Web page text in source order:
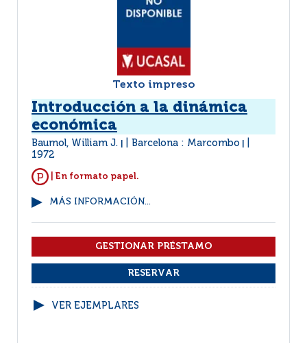
Texto impreso
Introducción a la dinámica
económica
Baumol, William J. Barcelona : Marcombo
1972
| En formato papel.
MÁS INFORMACIÓN...
VER EJEMPLARES